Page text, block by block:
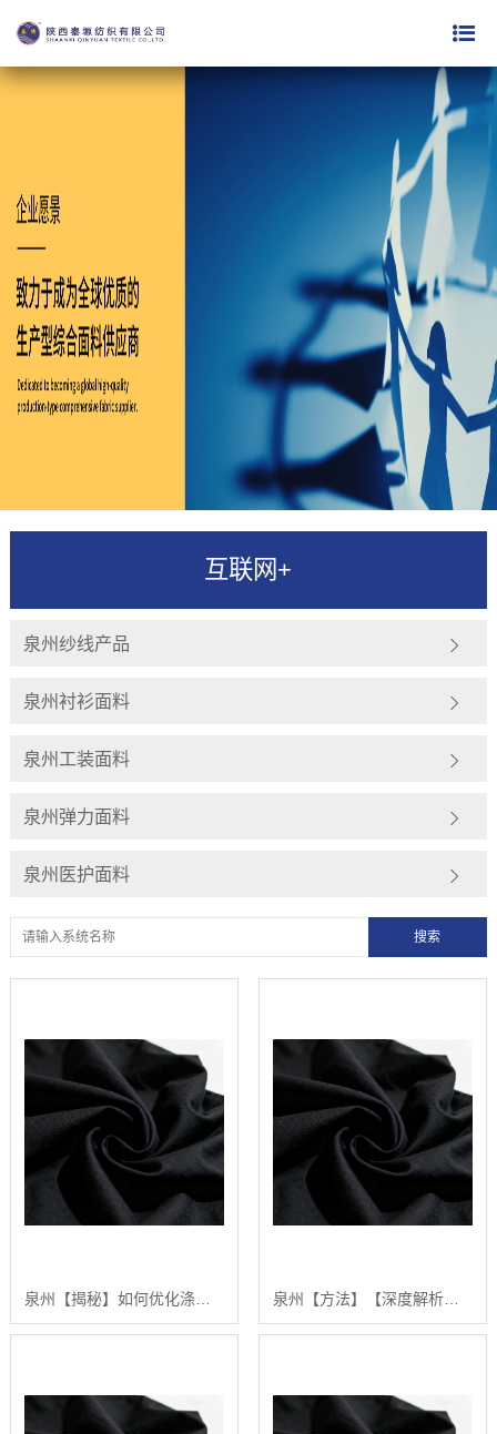
互联网+
泉州纱线产品
泉州衬衫面料
泉州工装面料
泉州弹力面料
泉州医护面料
泉州【揭秘】如何优化涤棉面料的生产流程：陕西秦塬纺织的实践指南【哪家好?】 泉州【方法】【深度解析】2024年涤棉面料品质排行榜与选购指南【怎么样?】